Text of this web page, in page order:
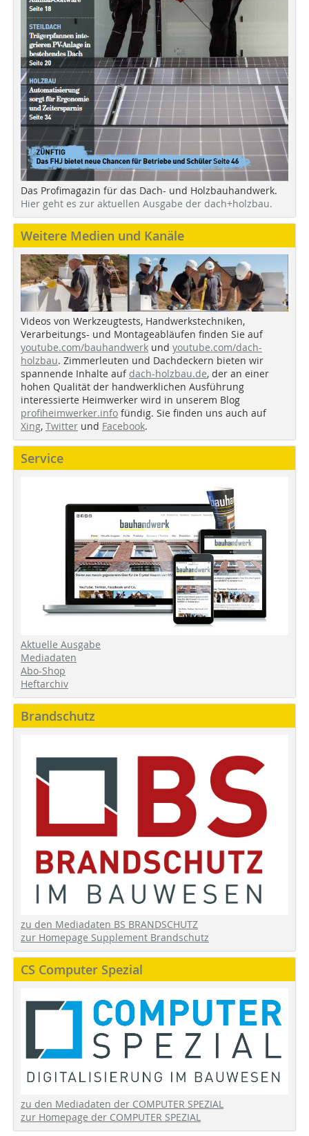
Das Profimagazin für das Dach- und Holzbauhandwerk.
Hier geht es zur aktuellen Ausgabe der dach+holzbau.
Weitere Medien und Kanäle
Videos von Werkzeugtests, Handwerkstechniken,
Verarbeitungs- und Montageabläufen finden Sie auf
youtube.com/bauhandwerk und youtube.com/dach-
holzbau. Zimmerleuten und Dachdeckern bieten wir
spannende Inhalte auf dach-holzbau.de, der an einer
hohen Qualität der handwerklichen Ausführung
interessierte Heimwerker wird in unserem Blog
profiheimwerker.info fündig. Sie finden uns auch auf
Xing, Twitter und Facebook.
Service
Aktuelle Ausgabe
Mediadaten
Abo-Shop
Heftarchiv
Brandschutz
zu den Mediadaten BS BRANDSCHUTZ
zur Homepage Supplement Brandschutz
CS Computer Spezial
zu den Mediadaten der COMPUTER SPEZIAL
zur Homepage der COMPUTER SPEZIAL